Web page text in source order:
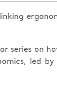
series on
led by